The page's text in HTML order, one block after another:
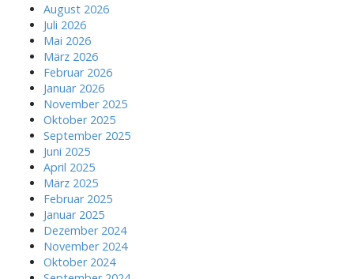
August 2026
Juli 2026
Mai 2026
März 2026
Februar 2026
Januar 2026
November 2025
Oktober 2025
September 2025
Juni 2025
April 2025
März 2025
Februar 2025
Januar 2025
Dezember 2024
November 2024
Oktober 2024